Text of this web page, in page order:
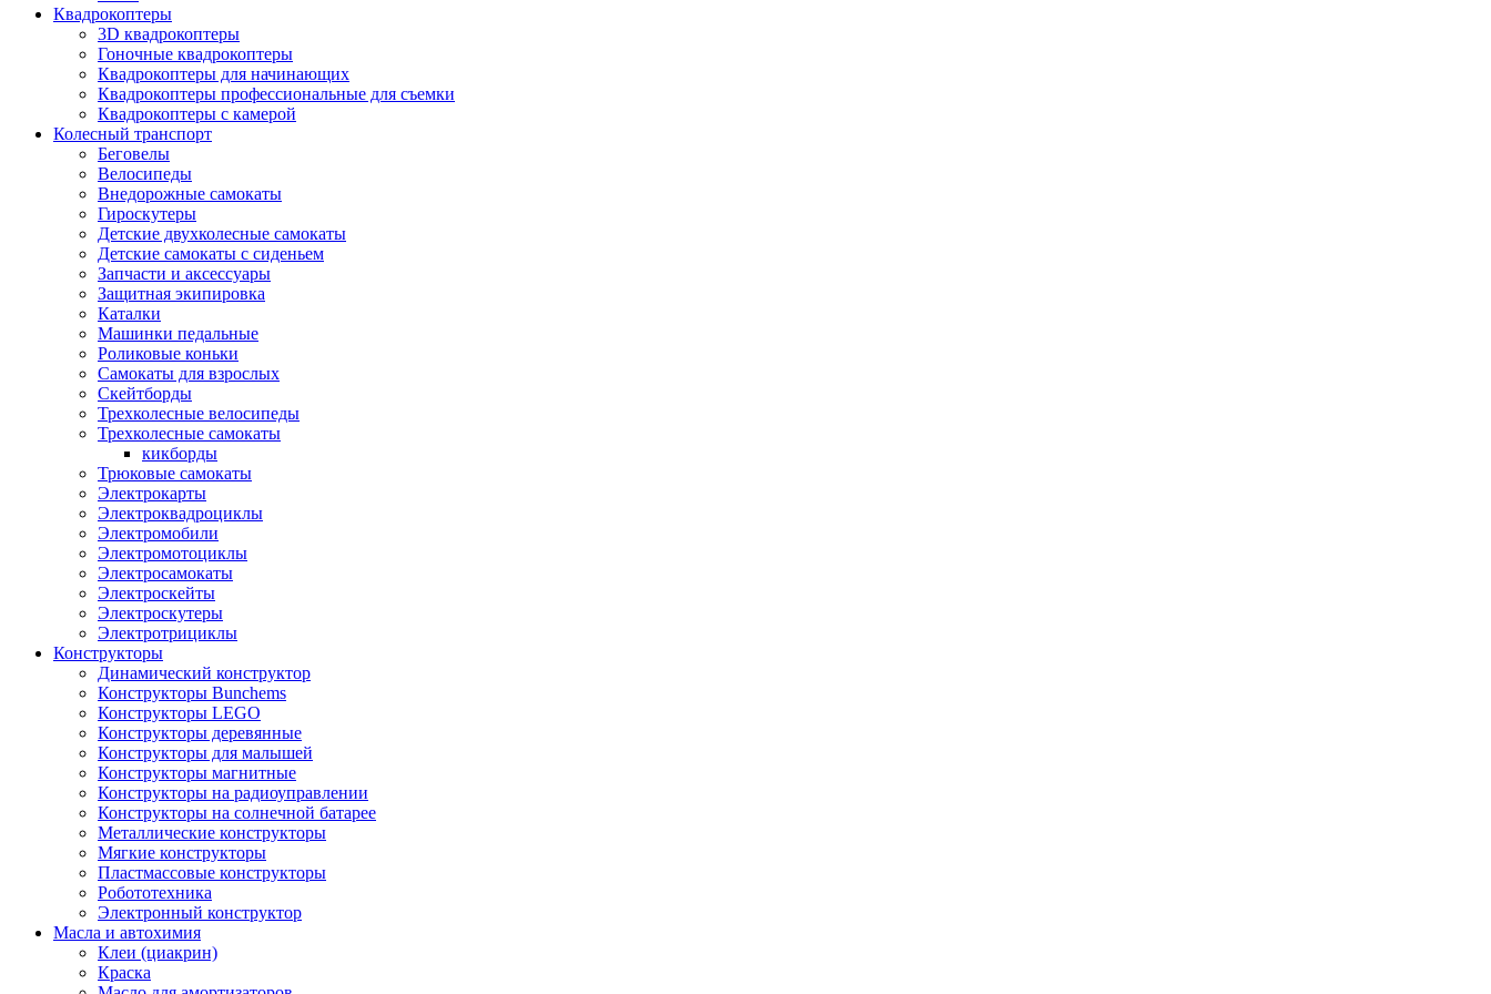
Квадрокоптеры
3D квадрокоптеры
Гоночные квадрокоптеры
Квадрокоптеры для начинающих
Квадрокоптеры профессиональные для съемки
Квадрокоптеры с камерой
Колесный транспорт
Беговелы
Велосипеды
Внедорожные самокаты
Гироскутеры
Детские двухколесные самокаты
Детские самокаты с сиденьем
Запчасти и аксессуары
Защитная экипировка
Каталки
Машинки педальные
Роликовые коньки
Самокаты для взрослых
Скейтборды
Трехколесные велосипеды
Трехколесные самокаты
кикборды
Трюковые самокаты
Электрокарты
Электроквадроциклы
Электромобили
Электромотоциклы
Электросамокаты
Электроскейты
Электроскутеры
Электротрициклы
Конструкторы
Динамический конструктор
Конструкторы Bunchems
Конструкторы LEGO
Конструкторы деревянные
Конструкторы для малышей
Конструкторы магнитные
Конструкторы на радиоуправлении
Конструкторы на солнечной батарее
Металлические конструкторы
Мягкие конструкторы
Пластмассовые конструкторы
Робототехника
Электронный конструктор
Масла и автохимия
Клеи (циакрин)
Краска